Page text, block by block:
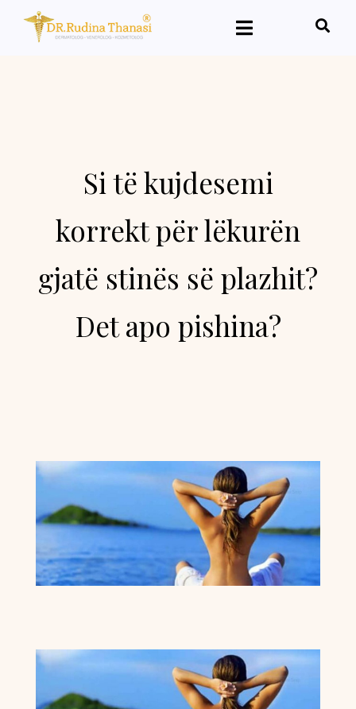
Si të kujdesemi
korrekt për lëkurën
gjatë stinës së plazhit?
Det apo pishina?